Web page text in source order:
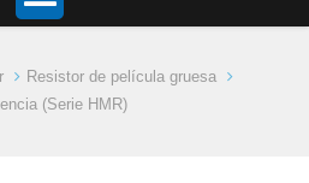
Resistor de película gruesa
(Serie HMR)